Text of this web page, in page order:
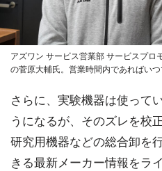
アズワン サービス営業部 サービスプロ
の菅原大輔氏。営業時間内であればい
さらに、実験機器は使って
うになるが、そのズレを校
研究用機器などの総合卸を
きる最新メーカー情報をラ